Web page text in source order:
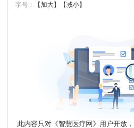
字号：
【加大】 【减小】
此内容只对《智慧医疗网》用户开放